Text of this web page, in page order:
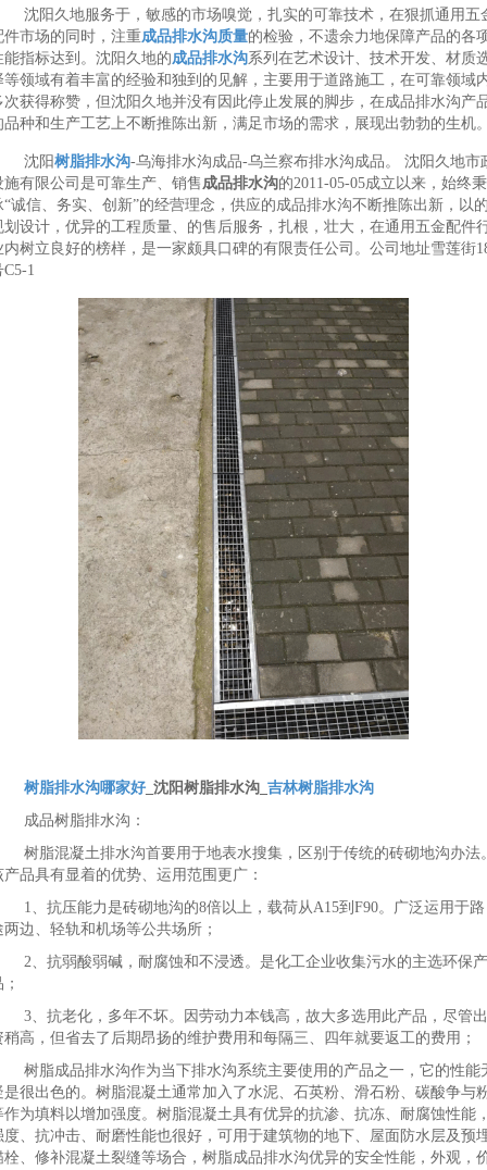
沈阳久地服务于，敏感的市场嗅觉，扎实的可靠技术，在狠抓通用五
件市场的同时，注重成品排水沟质量的检验，不遗余力地保障产品的各
能指标达到。沈阳久地的成品排水沟系列在艺术设计、技术开发、材质
等领域有着丰富的经验和独到的见解，主要用于道路施工，在可靠领域
次获得称赞，但沈阳久地并没有因此停止发展的脚步，在成品排水沟产
品种和生产工艺上不断推陈出新，满足市场的需求，展现出勃勃的生机
沈阳树脂排水沟-乌海排水沟成品-乌兰察布排水沟成品。 沈阳久地市
施有限公司是可靠生产、销售 成品排水沟的2011-05-05成立以来，始终秉
“诚信、务实、创新”的经营理念，供应的成品排水沟不断推陈出新，以
划设计，优异的工程质量、的售后服务，扎根，壮大，在通用五金配件
内树立良好的榜样，是一家颇具口碑的有限责任公司。公司地址雪莲街
1
树脂排水沟哪家好_沈阳树脂排水沟_ 吉林树脂排水沟
成品树脂排水沟：
树脂混凝土排水沟首要用于地表水搜集，区别于传统的砖砌地沟办法
产品具有显着的优势、运用范围更广：
1、抗压能力是砖砌地沟的8倍以上，载荷从A15到F90。广泛运用于路
两边、轻轨和机场等公共场所；
2、抗弱酸弱碱，耐腐蚀和不浸透。是化工企业收集污水的主选环保产
3、抗老化，多年不坏。因劳动力本钱高，故大多选用此产品，尽管出
稍高，但省去了后期昂扬的维护费用和每隔三、四年就要返工的费用；
树脂成品排水沟作为当下排水沟系统主要使用的产品之一，它的性能
是很出色的。树脂混凝土通常加入了水泥、石英粉、滑石粉、碳酸争与
作为填料以增加强度。树脂混凝土具有优异的抗渗、抗冻、耐腐蚀性能
度、抗冲击、耐磨性能也很好，可用于建筑物的地下、屋面防水层及预
栓、修补混凝土裂缝等场合，树脂成品排水沟优异的安全性能，外观，